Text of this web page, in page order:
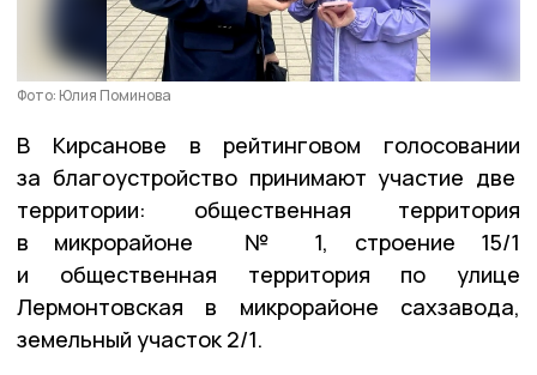
Фото: Юлия Поминова
В Кирсанове в рейтинговом голосовании
за благоустройство принимают участие две
территории: общественная территория
в микрорайоне № 1, строение 15/1
и общественная территория по улице
Лермонтовская в микрорайоне сахзавода,
земельный участок 2/1.